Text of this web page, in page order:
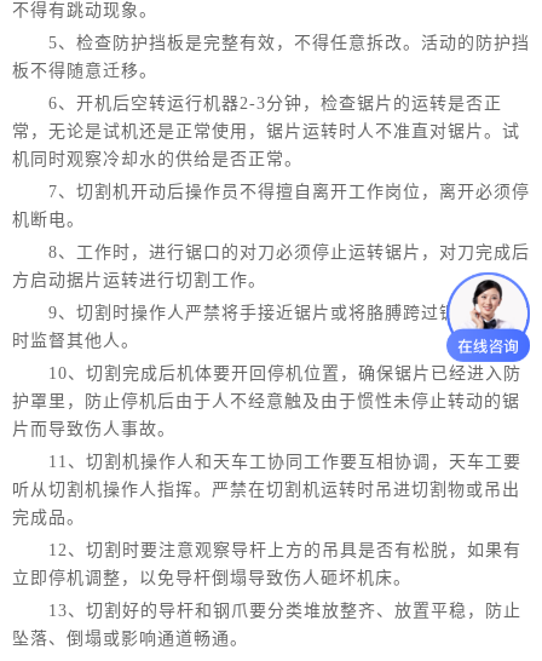
不得有跳动现象。
5、检查防护挡板是完整有效，不得任意拆改。活动的防护挡
板不得随意迁移。
6、开机后空转运行机器2-3分钟，检查锯片的运转是否正
常，无论是试机还是正常使用，锯片运转时人不准直对锯片。试
机同时观察冷却水的供给是否正常。
7、切割机开动后操作员不得擅自离开工作岗位，离开必须停
机断电。
8、工作时，进行锯口的对刀必须停止运转锯片，对刀完成后
方启动据片运转进行切割工作。
9、切割时操作人严禁将手接近锯片或将胳膊跨过锯片，并随
时监督其他人。
10、切割完成后机体要开回停机位置，确保锯片已经进入防
护罩里，防止停机后由于人不经意触及由于惯性未停止转动的锯
片而导致伤人事故。
11、切割机操作人和天车工协同工作要互相协调，天车工要
听从切割机操作人指挥。严禁在切割机运转时吊进切割物或吊出
完成品。
12、切割时要注意观察导杆上方的吊具是否有松脱，如果有
立即停机调整，以免导杆倒塌导致伤人砸坏机床。
13、切割好的导杆和钢爪要分类堆放整齐、放置平稳，防止
坠落、倒塌或影响通道畅通。